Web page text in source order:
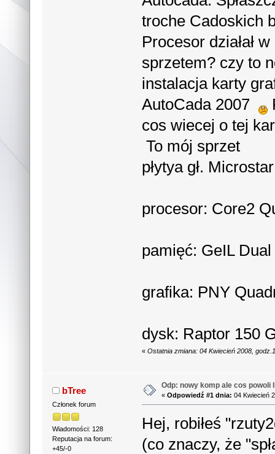
troche Cadoskich
Procesor działał
sprzetem? czy to
instalacja karty
AutoCada 2007
cos wiecej o tej
To mój sprzet
płytya gł.
procesor: Core2
pamięć: GeIL
grafika: PNY
dysk: Raptor 150
«Ostatnia zmiana: 04 Kwiecień 2008,
bTree
Członek forum
Wiadomości: 128
Reputacja na forum:
+45/-0
Odp: nowy komp ale cos powoli
«Odpowiedź #1 dnia: 04 Kwiecień
Hej, robiłeś
(co znaczy, że